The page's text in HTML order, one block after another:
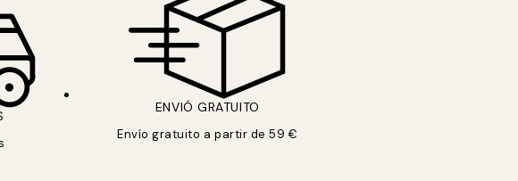
ENVIÓ GRATUITO
Envío gratuito a partir de 59 €